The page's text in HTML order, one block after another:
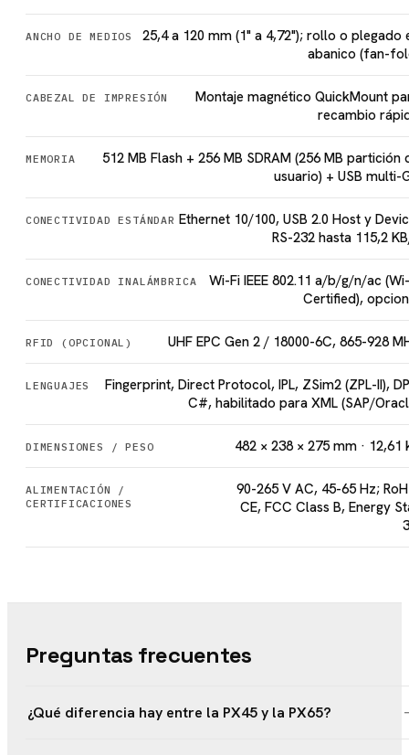
ANCHO DE MEDIOS
25,4 a 120 mm (1" a 4,72"); rollo o plegado
abanico (fan-
CABEZAL DE IMPRESIÓN
Montaje magnético QuickMount
recambio
MEMORIA
512 MB Flash + 256 MB SDRAM (256 MB partición
usuario) + USB multi-
CONECTIVIDAD ESTÁNDAR Ethernet 10/100, USB 2.0 Host y
RS-232 hasta 115,2
CONECTIVIDAD INALÁMBRICA
Wi-Fi IEEE 802.11 a/b/g/n/ac
Certified),
RFID (OPCIONAL) UHF EPC Gen 2 / 18000-6C, 865-928
LENGUAJES
Fingerprint, Direct Protocol, IPL, ZSim2 (ZPL-II),
C#, habilitado para XML (SAP/
DIMENSIONES / PESO 482 × 238 × 275 mm · 12,61
ALIMENTACIÓN /
CERTIFICACIONES
90-265 V AC, 45-65 Hz;
CE, FCC Class B, Energy
Preguntas frecuentes
¿Qué diferencia hay entre la PX45 y la PX65?